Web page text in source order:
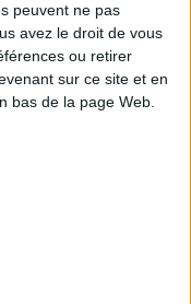
peuvent ne pas
avez le droit de vous
ou retirer
sur ce site et en
bas de la page Web.